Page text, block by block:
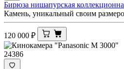
Бирюза нишапурская
Камень, уникальный своим
120 000 ₽
24386